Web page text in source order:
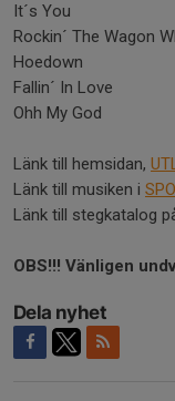
It´s You
Rockin´ The Wagon
Hoedown
Fallin´ In Love
Ohh My God
Länk till hemsidan,
Länk till musiken i
Länk till stegkatalog
OBS!!! Vänligen
Dela nyhet